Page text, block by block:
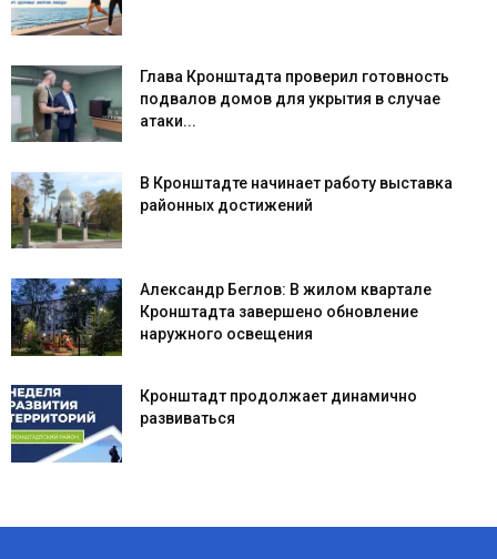
Глава Кронштадта проверил готовность
подвалов домов для укрытия в случае
атаки...
В Кронштадте начинает работу выставка
районных достижений
Александр Беглов: В жилом квартале
Кронштадта завершено обновление
наружного освещения
Кронштадт продолжает динамично
развиваться